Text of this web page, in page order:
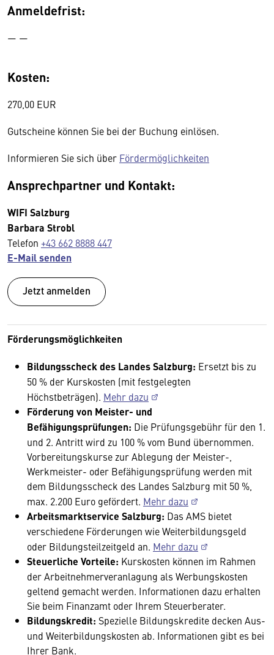
Anmeldefrist:
— —
Kosten:
270,00 EUR
Gutscheine können Sie bei der Buchung einlösen.
Informieren Sie sich über Fördermöglichkeiten
Ansprechpartner und Kontakt:
WIFI Salzburg
Barbara Strobl
Telefon +43 662 8888 447
E-Mail senden
Jetzt anmelden
Förderungsmöglichkeiten
Bildungsscheck des Landes Salzburg: Ersetzt bis zu
50 % der Kurskosten (mit festgelegten
Höchstbeträgen). Mehr dazu
Förderung von Meister- und
Befähigungsprüfungen: Die Prüfungsgebühr für den 1.
und 2. Antritt wird zu 100 % vom Bund übernommen.
Vorbereitungskurse zur Ablegung der Meister-,
Werkmeister- oder Befähigungsprüfung werden mit
dem Bildungsscheck des Landes Salzburg mit 50 %,
max. 2.200 Euro gefördert. Mehr dazu
Arbeitsmarktservice Salzburg: Das AMS bietet
verschiedene Förderungen wie Weiterbildungsgeld
oder Bildungsteilzeitgeld an. Mehr dazu
Steuerliche Vorteile: Kurskosten können im Rahmen
der Arbeitnehmerveranlagung als Werbungskosten
geltend gemacht werden. Informationen dazu erhalten
Sie beim Finanzamt oder Ihrem Steuerberater.
Bildungskredit: Spezielle Bildungskredite decken Aus-
und Weiterbildungskosten ab. Informationen gibt es bei
Ihrer Bank.